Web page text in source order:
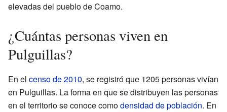
elevadas del pueblo de Coamo.
¿Cuántas personas viven en
Pulguillas?
En el censo de 2010, se registró que 1205 personas vivían
en Pulguillas. La forma en que se distribuyen las personas
en el territorio se conoce comodensidad de población. En